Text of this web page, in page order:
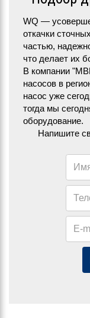
WQ —
откачки
частью,
что делает их
В компании
насосов в
насос уже
тогда мы
оборудование.
Напишите
E-